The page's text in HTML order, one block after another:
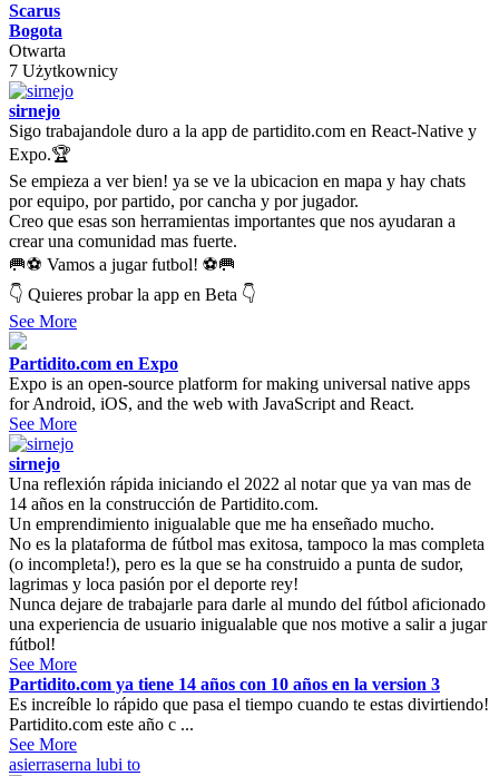
Scarus
Bogota
Otwarta
7 Użytkownicy
sirnejo
Sigo trabajandole duro a la app de partidito.com en React-Native y
Expo.🏆
Se empieza a ver bien! ya se ve la ubicacion en mapa y hay chats
por equipo, por partido, por cancha y por jugador.
Creo que esas son herramientas importantes que nos ayudaran a
crear una comunidad mas fuerte.
🥅⚽ Vamos a jugar futbol! ⚽🥅
👇 Quieres probar la app en Beta 👇
See More
Partidito.com en Expo
Expo is an open-source platform for making universal native apps
for Android, iOS, and the web with JavaScript and React.
See More
sirnejo
Una reflexión rápida iniciando el 2022 al notar que ya van mas de
14 años en la construcción de Partidito.com.
Un emprendimiento inigualable que me ha enseñado mucho.
No es la plataforma de fútbol mas exitosa, tampoco la mas completa
(o incompleta!), pero es la que se ha construido a punta de sudor,
lagrimas y loca pasión por el deporte rey!
Nunca dejare de trabajarle para darle al mundo del fútbol aficionado
una experiencia de usuario inigualable que nos motive a salir a jugar
fútbol!
See More
Partidito.com ya tiene 14 años con 10 años en la version 3
Es increíble lo rápido que pasa el tiempo cuando te estas divirtiendo!
Partidito.com este año c ...
See More
asierraserna lubi to